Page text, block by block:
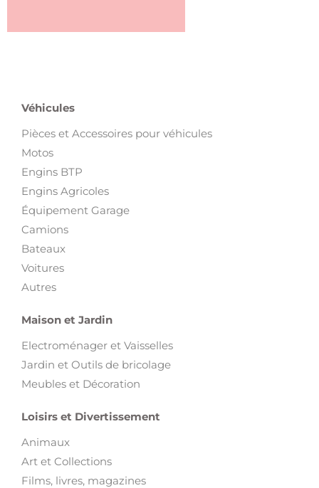
Véhicules
Pièces et Accessoires pour véhicules
Motos
Engins BTP
Engins Agricoles
Équipement Garage
Camions
Bateaux
Voitures
Autres
Maison et Jardin
Electroménager et Vaisselles
Jardin et Outils de bricolage
Meubles et Décoration
Loisirs et Divertissement
Animaux
Art et Collections
Films, livres, magazines